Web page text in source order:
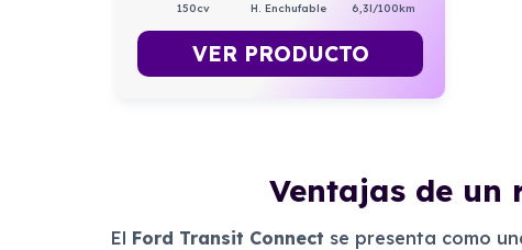
150cv H. Enchufable 6,3l/100km
VER PRODUCTO
Ventajas de un
El Ford Transit Connect se presenta como